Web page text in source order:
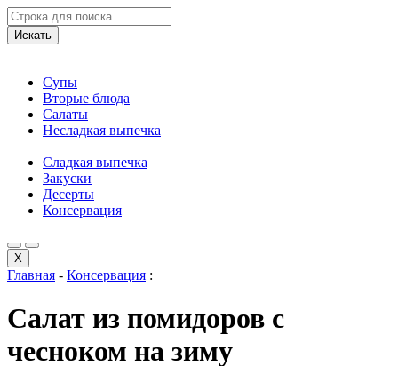
Искать
Супы
Вторые блюда
Салаты
Несладкая выпечка
Сладкая выпечка
Закуски
Десерты
Консервация
X
Главная - Консервация :
Салат из помидоров с
чесноком на зиму